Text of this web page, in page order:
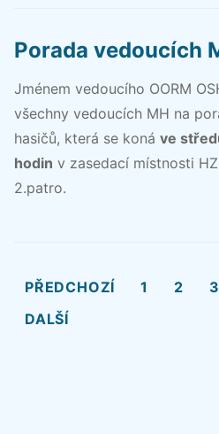
Porada vedoucích
Jménem vedoucího OORM
všechny vedoucích MH na
hasičů, která se koná ve
hodin v zasedací místnosti
2.patro.
Stránkování
příspěvků
PŘEDCHOZÍ 1 2 3
DALŠÍ